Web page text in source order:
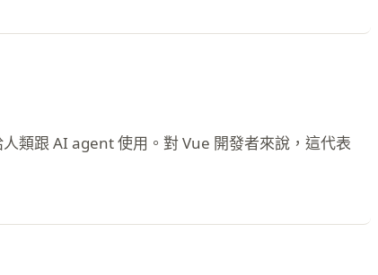
類跟 AI agent 使用。對 Vue 開發者來說，這代表